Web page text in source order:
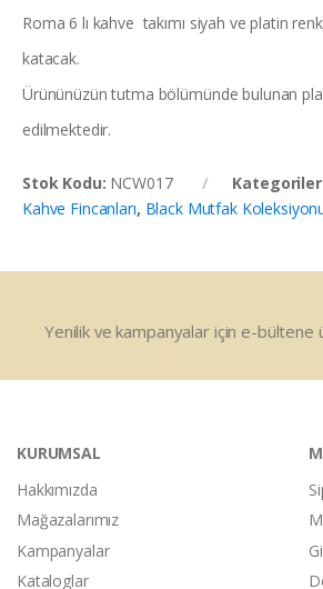
Roma 6 lı kahve takımı siyah ve platin
katacak.
Ürününüzün tutma bölümünde bulunan
edilmektedir.
Stok Kodu: NCW017
Kahve Fincanları, Black Mutfak
Yenilik ve kampanyalar için e-bültene
KURUMSAL
Hakkımızda
Mağazalarımız
Kampanyalar
Kataloglar